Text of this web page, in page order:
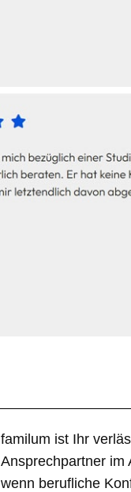
familum ist Ihr
Ansprechpartner im
wenn berufliche